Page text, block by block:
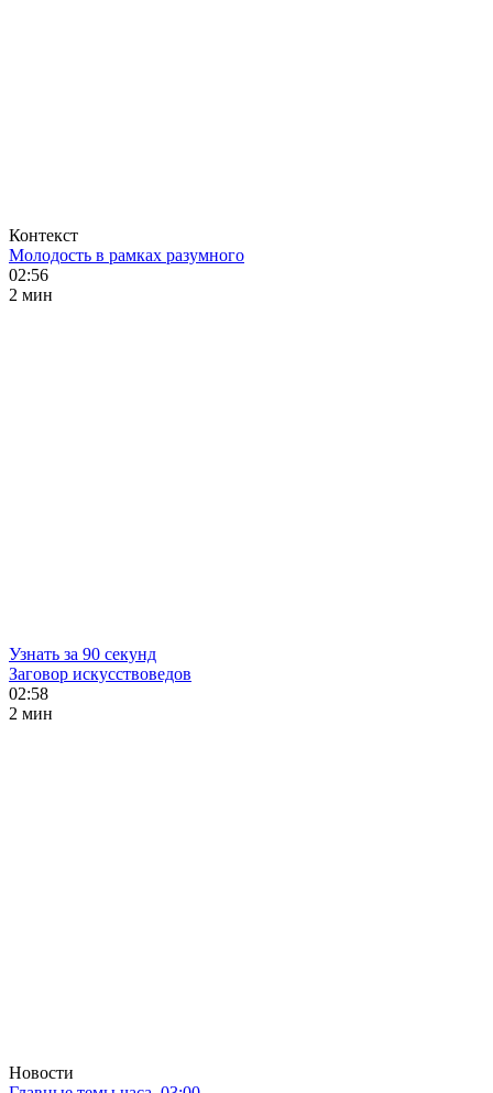
Контекст
Молодость в рамках разумного
02:56
2 мин
Узнать за 90 секунд
Заговор искусствоведов
02:58
2 мин
Новости